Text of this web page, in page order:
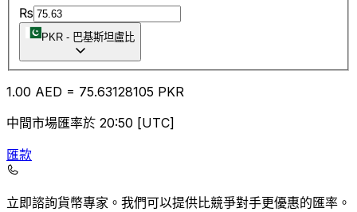
₨
PKR - 巴基斯坦盧比
1.00 AED = 75.63128105 PKR
中間市場匯率於 20:50 [UTC]
匯款
立即諮詢貨幣專家。 我們可以提供比競爭對手更優惠的匯率。